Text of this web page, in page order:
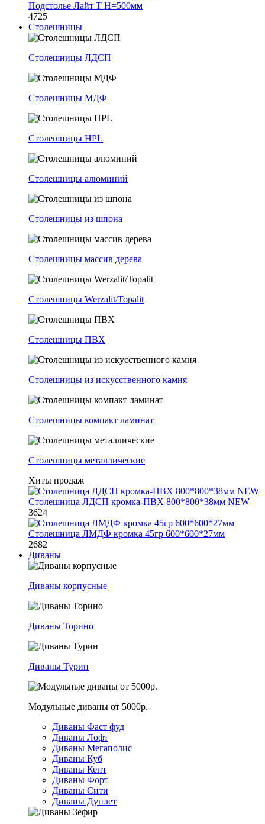
Подстолье Лайт Т H=500мм
4725
Столешницы
Столешницы ЛДСП
Столешницы МДФ
Столешницы HPL
Столешницы алюминий
Столешницы из шпона
Столешницы массив дерева
Столешницы Werzalit/Topalit
Столешницы ПВХ
Столешницы из искусственного камня
Столешницы компакт ламинат
Столешницы металлические
Хиты продаж
Столешница ЛДСП кромка-ПВХ 800*800*38мм NEW
3624
Столешница ЛМДФ кромка 45гр 600*600*27мм
2682
Диваны
Диваны корпусные
Диваны Торино
Диваны Турин
Модульные диваны от 5000р.
Диваны Фаст фуд
Диваны Лофт
Диваны Мегаполис
Диваны Куб
Диваны Кент
Диваны Форт
Диваны Сити
Диваны Дуплет